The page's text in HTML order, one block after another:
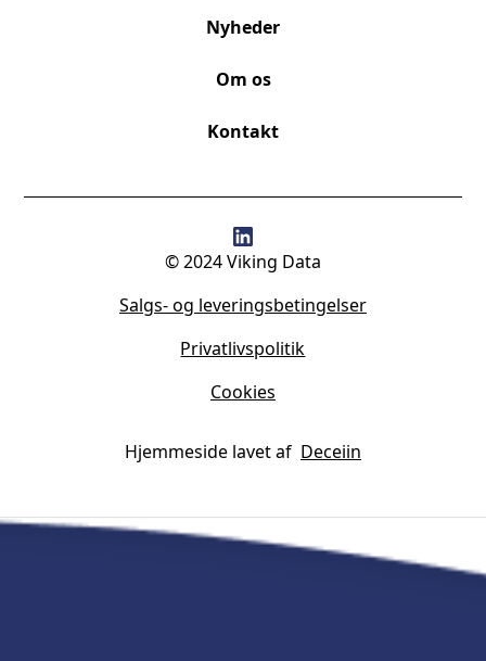
Nyheder
Om os
Kontakt
© 2024 Viking Data
Salgs- og leveringsbetingelser
Privatlivspolitik
Cookies
Hjemmeside lavet af Deceiin